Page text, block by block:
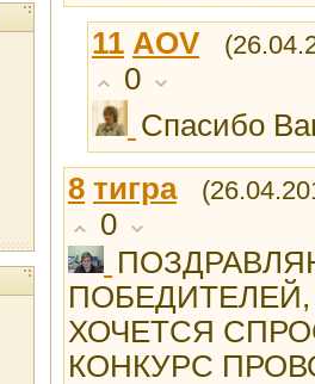
11 AOV
0
Спасибо
8 тигра
0
ХОЧЕТСЯ
КОНКУРС